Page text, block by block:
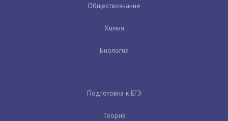
Обществознание
Химия
Биология
Подготовка к ЕГЭ
Теория